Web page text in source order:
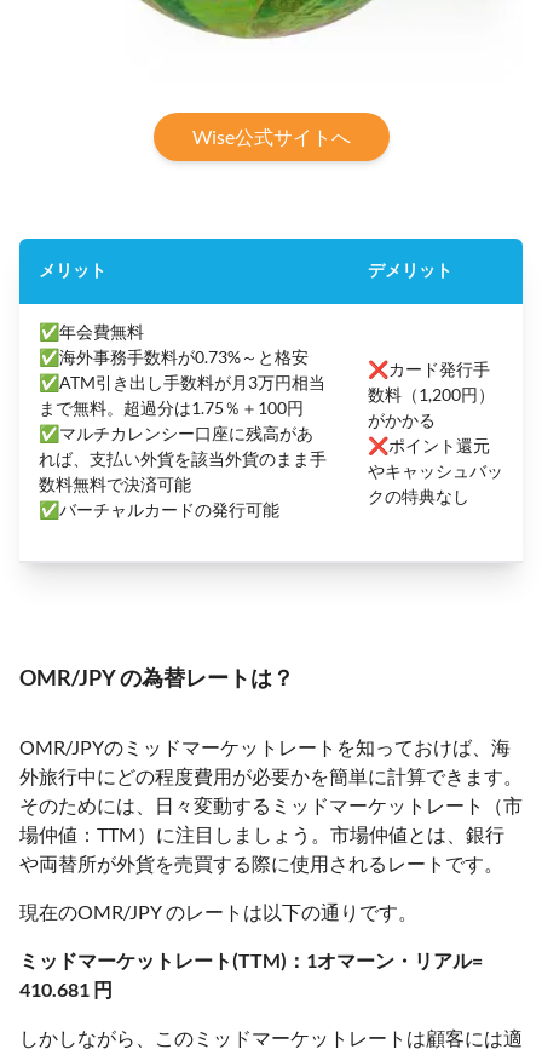
Wise公式サイトへ
メリット デメリット
✅年会費無料
✅海外事務手数料が0.73%～と格安
✅ATM引き出し手数料が月3万円相当
まで無料。超過分は1.75％＋100円
✅マルチカレンシー口座に残高があ
れば、支払い外貨を該当外貨のまま手
数料無料で決済可能
✅バーチャルカードの発行可能
❌カード発行手
数料（1,200円）
がかかる
❌ポイント還元
やキャッシュバッ
クの特典なし
OMR/JPY の為替レートは？
OMR/JPYのミッドマーケットレートを知っておけば、海
外旅行中にどの程度費用が必要かを簡単に計算できます。
そのためには、日々変動するミッドマーケットレート（市
場仲値：TTM）に注目しましょう。市場仲値とは、銀行
や両替所が外貨を売買する際に使用されるレートです。
現在のOMR/JPY のレートは以下の通りです。
ミッドマーケットレート(TTM)：1オマーン・リアル=
410.681 円
しかしながら、このミッドマーケットレートは顧客には適